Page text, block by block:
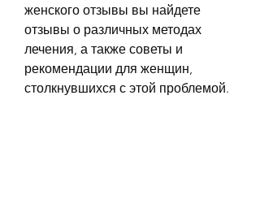
женского отзывы вы найдете
отзывы о различных методах
лечения, а также советы и
рекомендации для женщин,
столкнувшихся с этой проблемой.